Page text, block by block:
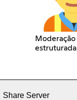
Moderação
estruturada
Share Server